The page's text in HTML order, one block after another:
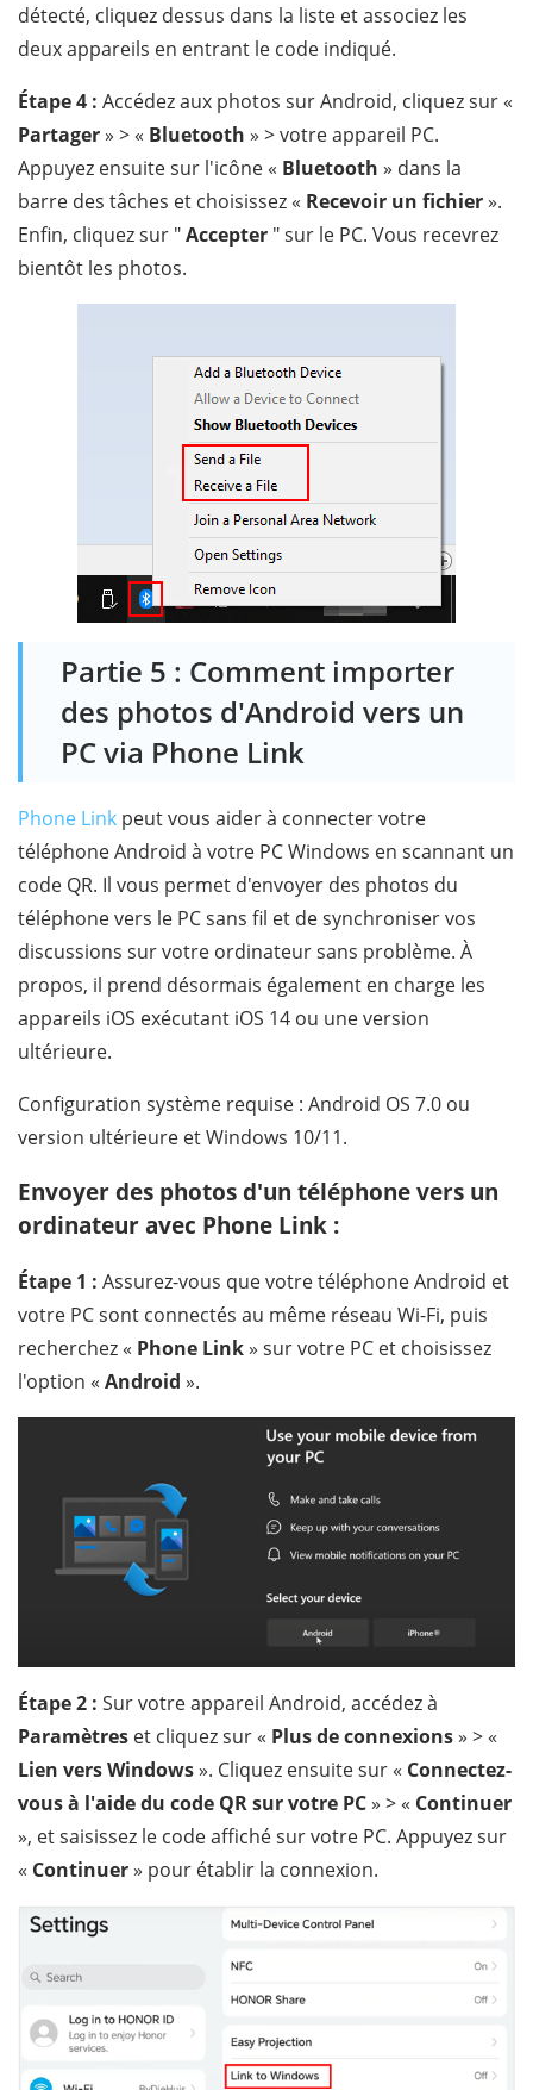
détecté, cliquez dessus dans la liste et associez les
deux appareils en entrant le code indiqué.
Étape 4 : Accédez aux photos sur Android, cliquez sur «
Partager» > « Bluetooth » > votre appareil PC.
Appuyez ensuite sur l'icône « Bluetooth » dans la
barre des tâches et choisissez « Recevoir un fichier».
Enfin, cliquez sur "Accepter " sur le PC. Vous recevrez
bientôt les photos.
Partie 5 : Comment importer
des photos d'Android vers un
PC via Phone Link
Phone Link peut vous aider à connecter votre
téléphone Android à votre PC Windows en scannant un
code QR. Il vous permet d'envoyer des photos du
téléphone vers le PC sans fil et de synchroniser vos
discussions sur votre ordinateur sans problème. À
propos, il prend désormais également en charge les
appareils iOS exécutant iOS 14 ou une version
ultérieure.
Configuration système requise : Android OS 7.0 ou
version ultérieure et Windows 10/11.
Envoyer des photos d'un téléphone vers un
ordinateur avec Phone Link :
Étape 1 : Assurez-vous que votre téléphone Android et
votre PC sont connectés au même réseau Wi-Fi, puis
recherchez « Phone Link» sur votre PC et choisissez
l'option « Android ».
Étape 2 : Sur votre appareil Android, accédez à
Paramètres et cliquez sur « Plus de connexions» > «
Lien vers Windows». Cliquez ensuite sur « Connectez-
vous à l'aide du code QR sur votre PC» > « Continuer
», et saisissez le code affiché sur votre PC. Appuyez sur
« Continuer» pour établir la connexion.